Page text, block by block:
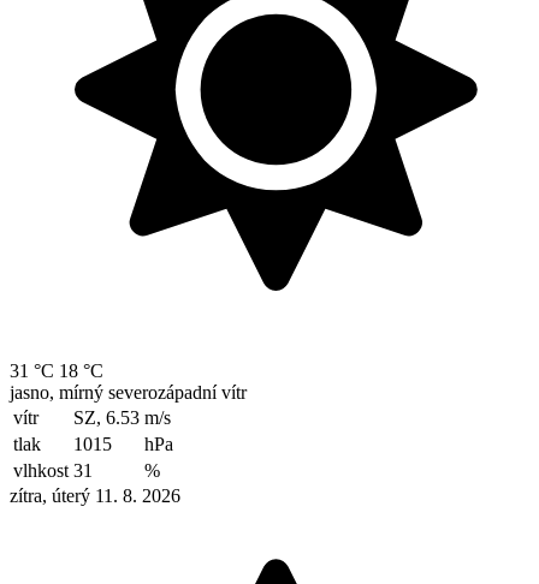
31 °C 18 °C
jasno, mírný severozápadní vítr
vítr
SZ, 6.53 m/s
tlak
1015
hPa
vlhkost 31
%
zítra, úterý 11. 8. 2026